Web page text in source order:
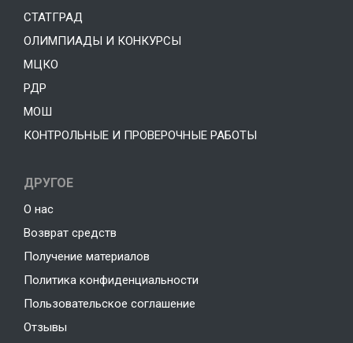
СТАТГРАД
ОЛИМПИАДЫ И КОНКУРСЫ
МЦКО
РДР
МОШ
КОНТРОЛЬНЫЕ И ПРОВЕРОЧНЫЕ РАБОТЫ
ДРУГОЕ
О нас
Возврат средств
Получение материалов
Политика конфиденциальности
Пользовательское соглашение
Отзывы